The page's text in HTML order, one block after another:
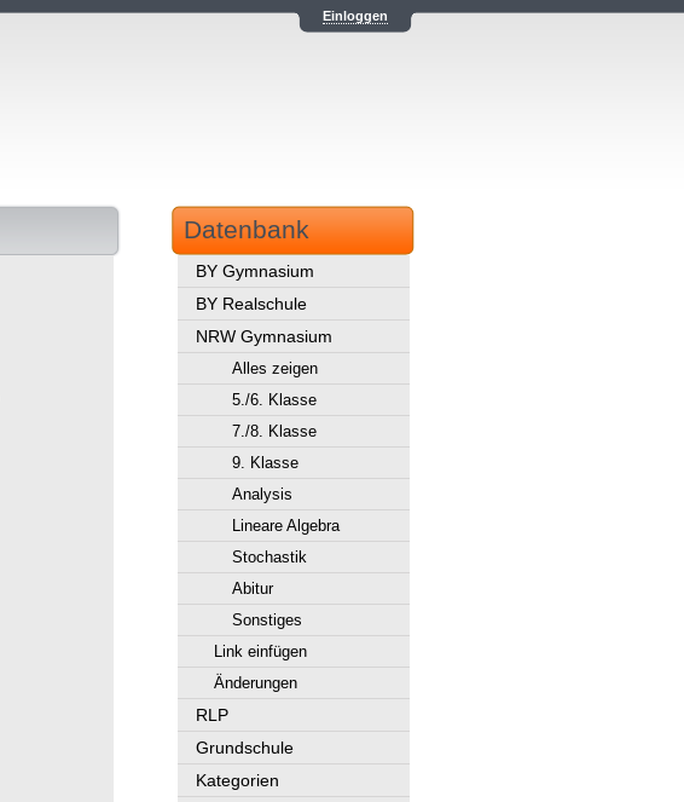
Einloggen
Datenbank
BY Gymnasium
BY Realschule
NRW Gymnasium
Alles zeigen
5./6. Klasse
7./8. Klasse
9. Klasse
Analysis
Lineare Algebra
Stochastik
Abitur
Sonstiges
Link einfügen
Änderungen
RLP
Grundschule
Kategorien